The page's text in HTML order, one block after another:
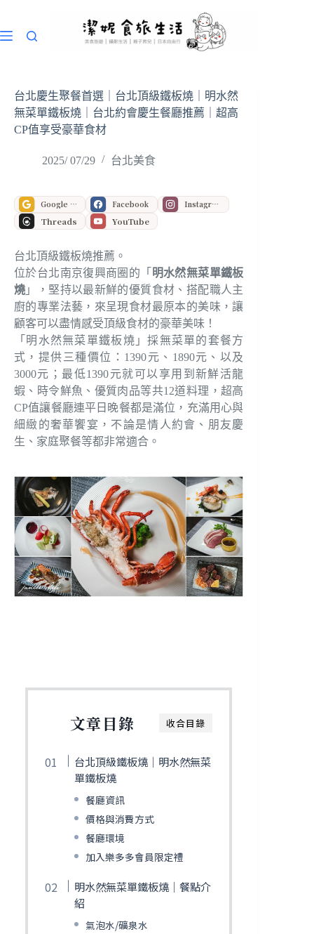
主
台北慶生聚餐首選｜台北頂級鐵板燒｜明水然
無菜單鐵板燒｜台北約會慶生餐廳推薦｜超高
CP值享受豪華食材
2025/ 07/29 台北美食
Google 偏好來源 Facebook Instagram
Threads YouTube
台北頂級鐵板燒推薦。
位於台北南京復興商圈的「 明水然無菜單鐵板
燒 」，堅持以最新鮮的優質食材、搭配職人主
廚的專業法藝，來呈現食材最原本的美味，讓
顧客可以盡情感受頂級食材的豪華美味！
「明水然無菜單鐵板燒」採無菜單的套餐方
式，提供三種價位：1390元、1890元、以及
3000元；最低1390元就可以享用到新鮮活龍
蝦、時令鮮魚、優質肉品等共12道料理，超高
CP值讓餐廳連平日晚餐都是滿位，充滿用心與
細緻的奢華饗宴，不論是情人約會、朋友慶
生、家庭聚餐等都非常適合。
收合目錄
文章目錄
台北頂級鐵板燒｜明水然無菜
單鐵板燒
餐廳資訊
價格與消費方式
餐廳環境
加入樂多多會員限定禮
明水然無菜單鐵板燒｜餐點介
紹
氣泡水/礦泉水